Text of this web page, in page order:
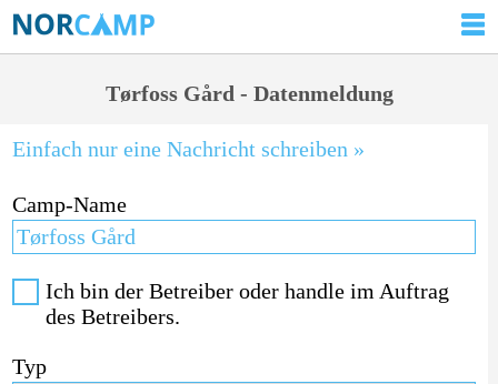
Tørfoss Gård - Datenmeldung
Einfach nur eine Nachricht schreiben »
Camp-Name
Ich bin der Betreiber oder handle im Auftrag
des Betreibers.
Typ